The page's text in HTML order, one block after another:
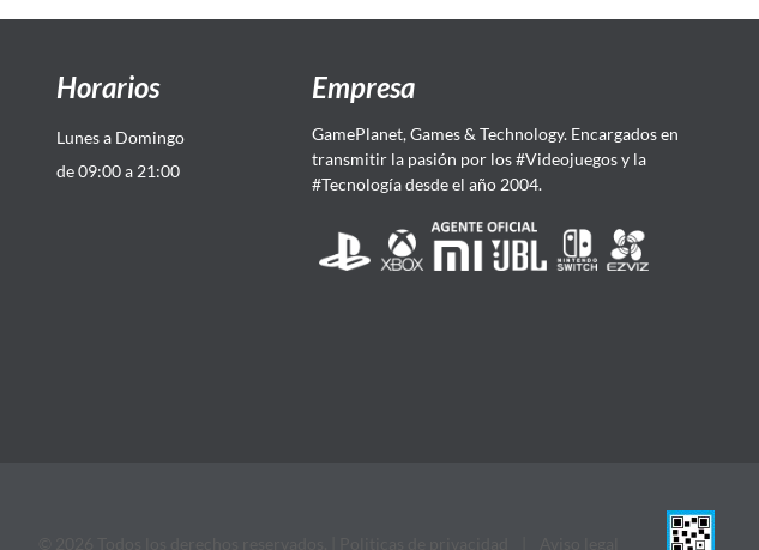
Horarios
Lunes a Domingo
de 09:00 a 21:00
Empresa
GamePlanet, Games & Technology. Encargados en
transmitir la pasión por los #Videojuegos y la
#Tecnología desde el año 2004.